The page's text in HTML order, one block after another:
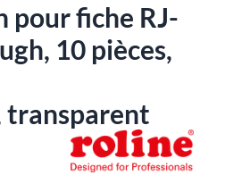
pour fiche RJ-
10 pièces,
transparent